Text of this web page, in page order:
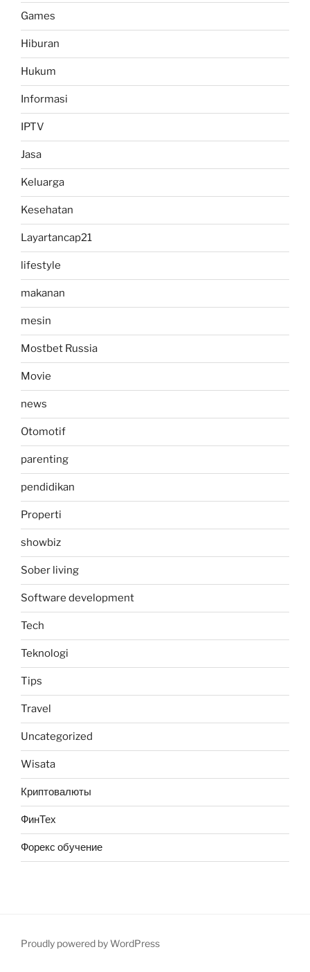
Games
Hiburan
Hukum
Informasi
IPTV
Jasa
Keluarga
Kesehatan
Layartancap21
lifestyle
makanan
mesin
Mostbet Russia
Movie
news
Otomotif
parenting
pendidikan
Properti
showbiz
Sober living
Software development
Tech
Teknologi
Tips
Travel
Uncategorized
Wisata
Криптовалюты
ФинТех
Форекс обучение
Proudly powered by WordPress